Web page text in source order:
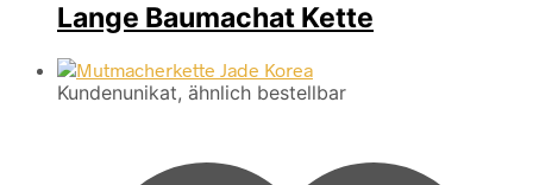
Lange Baumachat Kette
Kundenunikat, ähnlich bestellbar